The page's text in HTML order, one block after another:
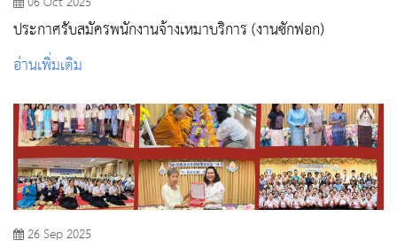
ประกาศรับสมัครพนักงานจ้างเหมาบริการ (งานซักฟอก)
อ่านเพิ่มเติม
26 Sep 2025